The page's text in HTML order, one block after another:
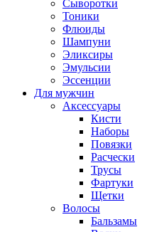
Сыворотки
Тоники
Флюиды
Шампуни
Эликсиры
Эмульсии
Эссенции
Для мужчин
Аксессуары
Кисти
Наборы
Повязки
Расчески
Трусы
Фартуки
Щетки
Волосы
Бальзамы